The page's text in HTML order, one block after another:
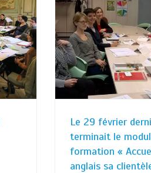
Le 29 février
terminait le
formation «
anglais sa